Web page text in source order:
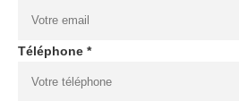
Téléphone *